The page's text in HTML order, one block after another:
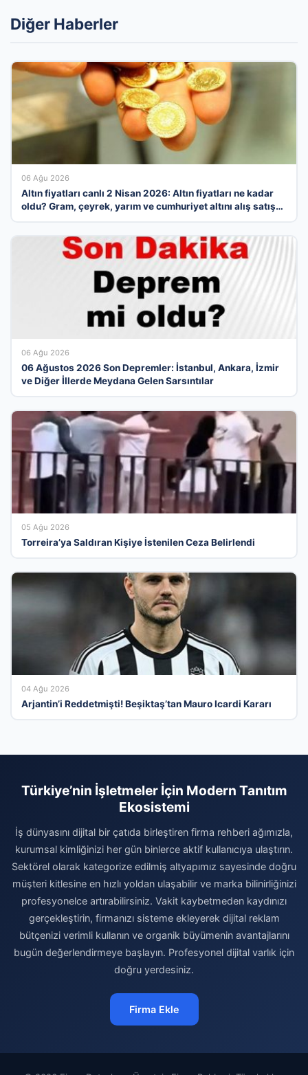
Diğer Haberler
06 Ağu 2026
Altın fiyatları canlı 2 Nisan 2026: Altın fiyatları ne kadar
oldu? Gram, çeyrek, yarım ve cumhuriyet altını alış satış
06 Ağu 2026
06 Ağustos 2026 Son Depremler: İstanbul, Ankara, İzmir
ve Diğer İllerde Meydana Gelen Sarsıntılar
05 Ağu 2026
Torreira’ya Saldıran Kişiye İstenilen Ceza Belirlendi
04 Ağu 2026
Arjantin’i Reddetmişti! Beşiktaş’tan Mauro Icardi Kararı
Türkiye’nin İşletmeler İçin Modern Tanıtım
Ekosistemi
İş dünyasını dijital bir çatıda birleştiren firma rehberi ağımızla,
kurumsal kimliğinizi her gün binlerce aktif kullanıcıya ulaştırın.
Sektörel olarak kategorize edilmiş altyapımız sayesinde doğru
müşteri kitlesine en hızlı yoldan ulaşabilir ve marka bilinirliğinizi
profesyonelce artırabilirsiniz. Vakit kaybetmeden kaydınızı
gerçekleştirin, firmanızı sisteme ekleyerek dijital reklam
bütçenizi verimli kullanın ve organik büyümenin avantajlarını
bugün değerlendirmeye başlayın. Profesyonel dijital varlık için
doğru yerdesiniz.
Firma Ekle